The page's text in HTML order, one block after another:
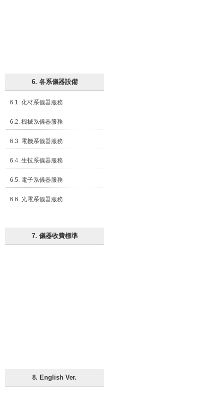
6. 各系儀器設備
6.1. 化材系儀器服務
6.2. 機械系儀器服務
6.3. 電機系儀器服務
6.4. 生技系儀器服務
6.5. 電子系儀器服務
6.6. 光電系儀器服務
7. 儀器收費標準
8. English Ver.